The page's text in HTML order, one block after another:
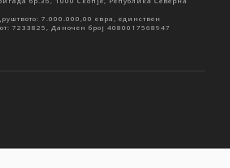
7.000.000,00 евра, единствен
7233825, Даночен број 4080017568947